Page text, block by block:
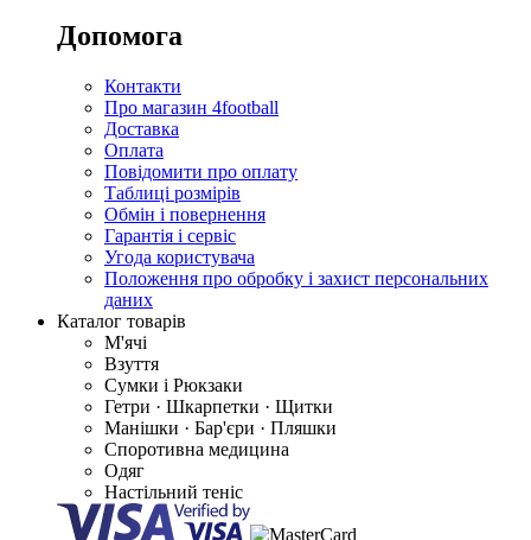
Допомога
Контакти
Про магазин 4football
Доставка
Оплата
Повідомити про оплату
Таблиці розмірів
Обмін і повернення
Гарантія і сервіс
Угода користувача
Положення про обробку і захист персональних
даних
Каталог товарів
М'ячі
Взуття
Сумки і Рюкзаки
Гетри · Шкарпетки · Щитки
Манішки · Бар'єри · Пляшки
Споротивна медицина
Одяг
Настільний теніс